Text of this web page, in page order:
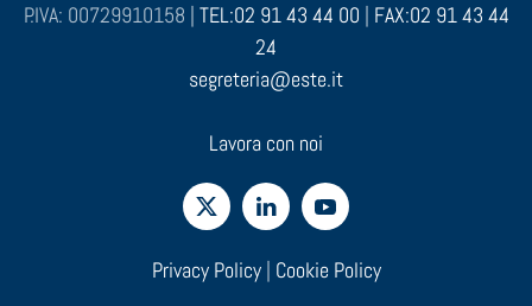
P.IVA: 00729910158 | TEL:02 91 43 44 00 | FAX:02 91 43 44
24
segreteria@este.it
Lavora con noi
Privacy Policy| Cookie Policy